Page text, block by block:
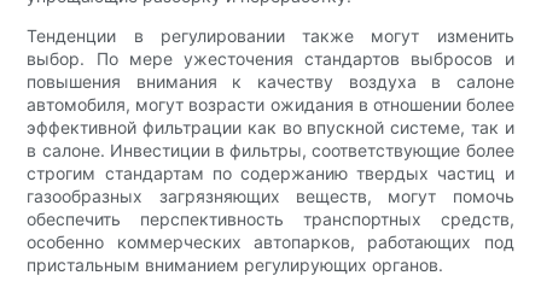
Тенденции в регулировании также могут изменить
выбор. По мере ужесточения стандартов выбросов и
повышения внимания к качеству воздуха в салоне
автомобиля, могут возрасти ожидания в отношении более
эффективной фильтрации как во впускной системе, так и
в салоне. Инвестиции в фильтры, соответствующие более
строгим стандартам по содержанию твердых частиц и
газообразных загрязняющих веществ, могут помочь
обеспечить перспективность транспортных средств,
особенно коммерческих автопарков, работающих под
пристальным вниманием регулирующих органов.